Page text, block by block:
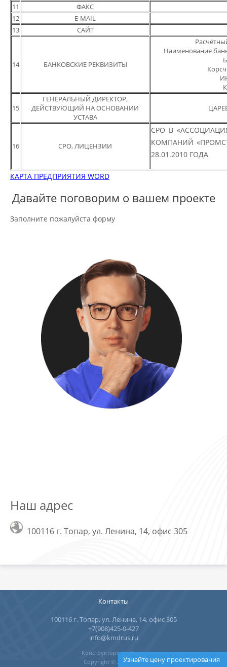
Узнайте цену проектирования
11
ФАКС
12
E-MAIL
13
САЙТ
14 БАНКОВСКИЕ РЕКВИЗИТЫ
Наименование
15
ГЕНЕРАЛЬНЫЙ ДИРЕКТОР,
ДЕЙСТВУЮЩИЙ НА ОСНОВАНИИ
УСТАВА
16 СРО, ЛИЦЕНЗИИ
СРО В
КОМПАНИЙ
28.01.2010 ГОДА
КАРТА ПРЕДПРИЯТИЯ WORD
Давайте поговорим о вашем проекте
Заполните пожалуйста форму
Наш адрес
100116 г. Топар, ул. Ленина, 14, офис 305
Контакты
100116 г. Топар, ул. Ленина, 14, офис 305
+7(908)425-0-427
info@kmdrus.ru
Конструкторское бюро
Copyright © 2006-2026